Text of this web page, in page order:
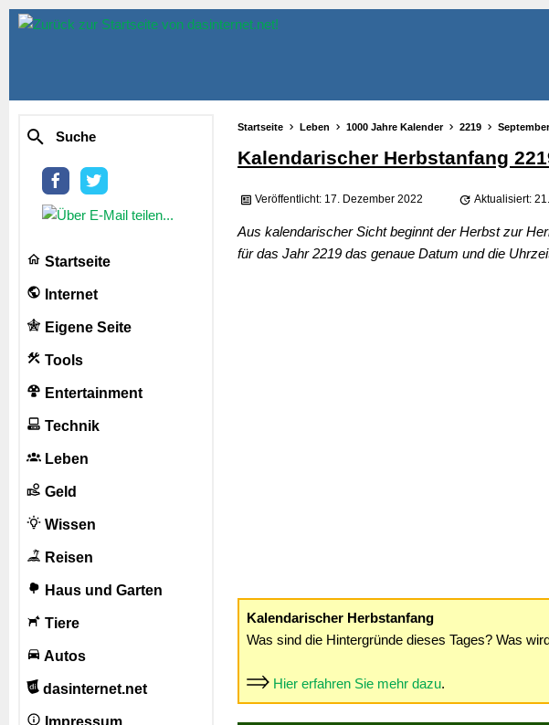
Suche
Startseite
Internet
Eigene Seite
Tools
Entertainment
Technik
Leben
Geld
Wissen
Reisen
Haus und Garten
Tiere
Autos
dasinternet.net
Impressum
Startseite Leben 1000 Jahre Kalender 2219 September
Kalendarischer Herbstanfang
Veröffentlicht: 17. Dezember 2022 Aktualisiert:
Aus kalendarischer Sicht beginnt der Herbst zur
für das Jahr 2219 das genaue Datum und die
Kalendarischer Herbstanfang
Was sind die Hintergründe dieses Tages? Was
Hier erfahren Sie mehr dazu.